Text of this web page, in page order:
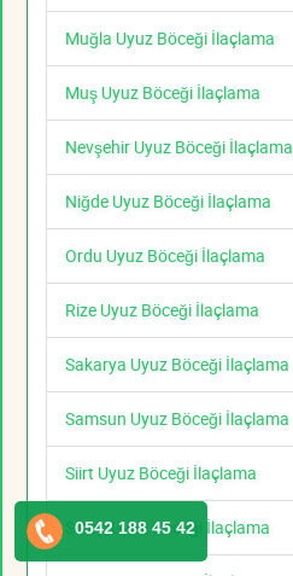
Muğla Uyuz Böceği İlaçlama
Muş Uyuz Böceği İlaçlama
Nevşehir Uyuz Böceği İlaçlama
Niğde Uyuz Böceği İlaçlama
Ordu Uyuz Böceği İlaçlama
Rize Uyuz Böceği İlaçlama
Sakarya Uyuz Böceği İlaçlama
Samsun Uyuz Böceği İlaçlama
Siirt Uyuz Böceği İlaçlama
Sinop Uyuz Böceği İlaçlama
0542 188 45 42